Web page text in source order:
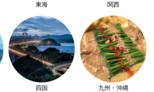
東海 関西
四国 九州・沖縄